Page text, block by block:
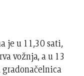
je u 11,30 sati,
vožnja, a u 13